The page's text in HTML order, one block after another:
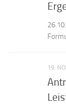
19.